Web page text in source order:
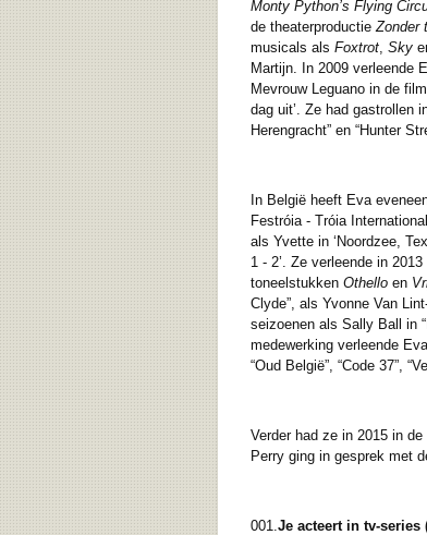
Monty Python’s Flying
de theaterproductieZonder
musicals als Foxtrot, Sky
Martijn. In 2009 verleende
Mevrouw Leguano in de
dag uit’. Ze had gastrollen
Herengracht” en “Hunter
In België heeft Eva
Festróia - Tróia
als Yvette in ‘Noordzee,
1 - 2’. Ze verleende in
toneelstukken Othelloen
Clyde”, als Yvonne Van
seizoenen als Sally Ball in
medewerking verleende
“Oud België”, “Code 37”,
Verder had ze in 2015 in de
Perry ging in gesprek met
001.Je acteert in tv-series